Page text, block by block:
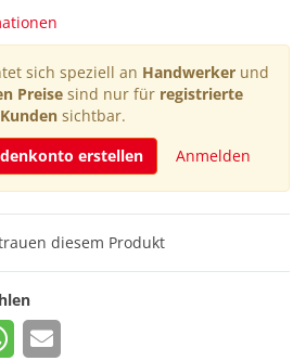
sich speziell an Handwerker und
Preisesind nur für registrierte
Kunden sichtbar.
erstellen
Anmelden
diesem Produkt